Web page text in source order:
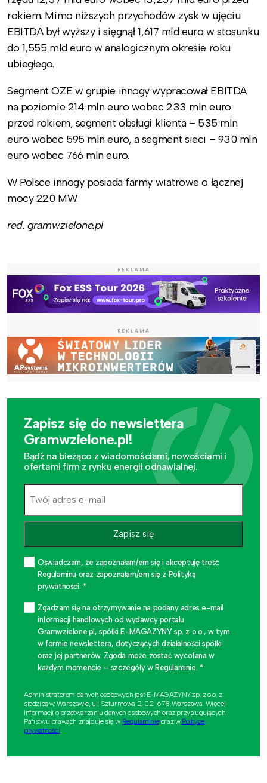
rokiem. Mimo niższych przychodów zysk w ujęciu
EBITDA był wyższy i sięgnął 1,617 mld euro w stosunku
do 1,555 mld euro w analogicznym okresie roku
ubiegłego.
Segment OZE w grupie innogy wypracował EBITDA
na poziomie 214 mln euro wobec 233 mln euro
przed rokiem, segment obsługi klienta – 535 mln
euro wobec 595 mln euro, a segment sieci – 930 mln
euro wobec 766 mln euro.
W Polsce innogy posiada farmy wiatrowe o łącznej
mocy 220 MW.
red. gramwzielone.pl
REKLAMA
REKLAMA
Zapisz się do newslettera
Gramwzielone.pl!
Bądź na bieżąco z wiadomościami, nowościami i
ofertami firm z rynku energii odnawialnej.
Zapisz się
Oświadczam, że zapoznałam/em się i akceptuję treść
Regulaminu oraz zapoznałam/em się z Polityką
prywatności. *
Zgadzam się na otrzymywanie na podany adres e-mail
informacji handlowych od wydawcy portalu
Gramwzielone.pl, spółki E-MAGAZYNY sp. z o.o., w tym
w formie newslettera, dotyczących działalności spółki
oraz jej partnerów. Zgoda może zostać wycofana w
każdym momencie – szczegóły w Regulaminie. *
Administratorem danych osobowych jest E-MAGAZYNY sp. z o.o. z
siedzibą w Warszawie, ul. Szturmowa 2, 02-678 Warszawa. Więcej
informacji o przetwarzaniu danych osobowych oraz przysługujących
Państwu prawach znajduje się w Regulaminieoraz w Polityce
prywatności.